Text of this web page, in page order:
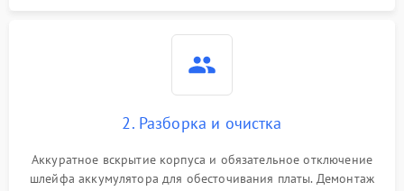
2. Разборка и очистка
Аккуратное вскрытие корпуса и обязательное отключение
шлейфа аккумулятора для обесточивания платы. Демонтаж